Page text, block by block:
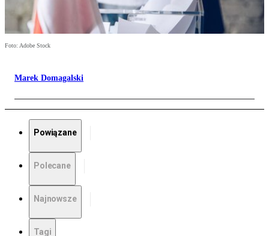
Foto: Adobe Stock
Marek Domagalski
Powiązane
Polecane
Najnowsze
Tagi